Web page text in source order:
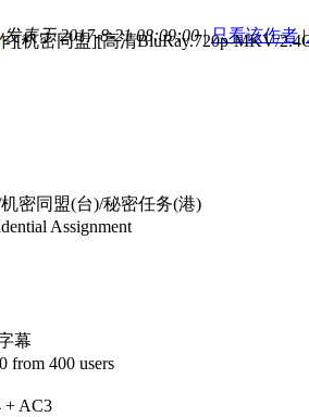
发表于 2017-8-21 08:09:00 | 只看该作者 |
][机密同盟][高清BluRay.720p-MKV/
同盟(台)/秘密任务(港)
Assignment
幕
400 users
AC3